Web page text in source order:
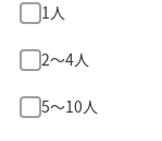
1人
2〜4人
5〜10人